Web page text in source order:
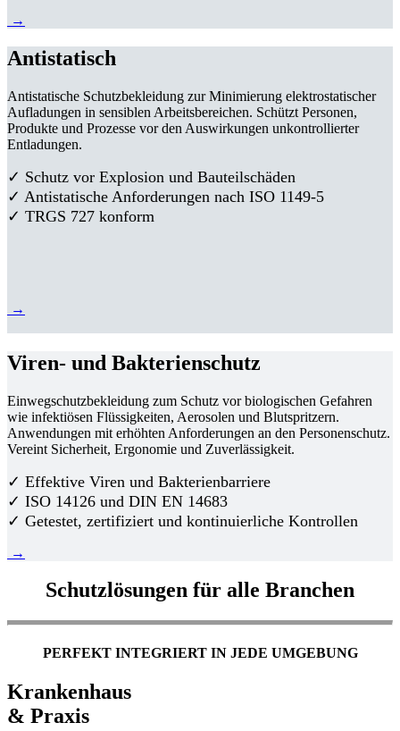
→
Antistatisch
Antistatische Schutzbekleidung zur Minimierung elektrostatischer
Aufladungen in sensiblen Arbeitsbereichen. Schützt Personen,
Produkte und Prozesse vor den Auswirkungen unkontrollierter
Entladungen.
✓ Schutz vor Explosion und Bauteilschäden
✓ Antistatische Anforderungen nach ISO 1149-5
✓ TRGS 727 konform
→
Viren- und Bakterienschutz
Einwegschutzbekleidung zum Schutz vor biologischen Gefahren
wie infektiösen Flüssigkeiten, Aerosolen und Blutspritzern.
Anwendungen mit erhöhten Anforderungen an den Personenschutz.
Vereint Sicherheit, Ergonomie und Zuverlässigkeit.
✓ Effektive Viren und Bakterienbarriere
✓ ISO 14126 und DIN EN 14683
✓ Getestet, zertifiziert und kontinuierliche Kontrollen
→
Schutzlösungen für alle Branchen
PERFEKT INTEGRIERT IN JEDE UMGEBUNG
Krankenhaus
& Praxis